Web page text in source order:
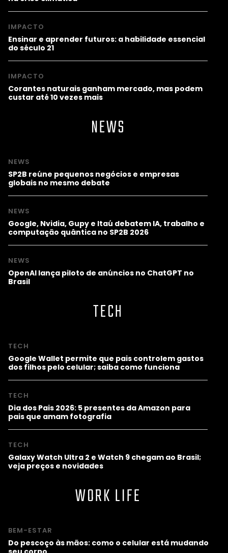
IMPACTO
Ensinar e aprender futuros: a habilidade essencial
do século 21
IMPACTO
Corantes naturais ganham mercado, mas podem
custar até 10 vezes mais
NEWS
NEWS
SP2B reúne pequenos negócios e empresas
globais no mesmo debate
NEWS
Google, Nvidia, Gupy e Itaú debatem IA, trabalho e
computação quântica no SP2B 2026
NEWS
OpenAI lança piloto de anúncios no ChatGPT no
Brasil
TECH
TECH
Google Wallet permite que pais controlem gastos
dos filhos pelo celular; saiba como funciona
TECH
Dia dos Pais 2026: 5 presentes da Amazon para
pais que amam fotografia
TECH
Galaxy Watch Ultra 2 e Watch 9 chegam ao Brasil;
veja preços e novidades
WORK LIFE
BEM-ESTAR
Do pescoço às mãos: como o celular está mudando